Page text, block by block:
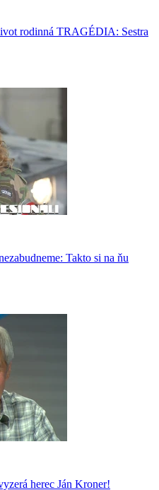
rodinná TRAGÉDIA: Sestra
Takto si na ňu
herec Ján Kroner!